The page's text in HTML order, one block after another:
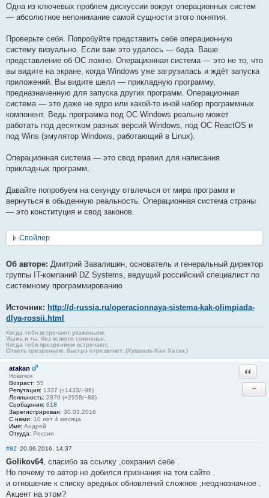
Одна из ключевых проблем дискуссии вокруг операционных систем
— абсолютное непонимание самой сущности этого понятия.
Проверьте себя. Попробуйте представить себе операционную
систему визуально. Если вам это удалось — беда. Ваше
представление об ОС ложно. Операционная система — это не то, что
вы видите на экране, когда Windows уже загрузилась и ждёт запуска
приложений. Вы видите шелл — прикладную программу,
предназначенную для запуска других программ. Операционная
система — это даже не ядро или какой-то иной набор программных
компонент. Ведь программа под ОС Windows реально может
работать под десятком разных версий Windows, под ОС ReactOS и
под Wins (эмулятор Windows, работающий в Linux).
Операционная система — это свод правил для написания
прикладных программ.
Давайте попробуем на секунду отвлечься от мира программ и
вернуться в обыденную реальность. Операционная система страны
— это конституция и свод законов.
Спойлер
Об авторе: Дмитрий Завалишин, основатель и генеральный директор
группы IT-компаний DZ Systems, ведущий российский специалист по
системному программированию
Источник: http://d-russia.ru/operacionnaya-sistema-kak-olimpiada-
dlya-rossii.html
Когда тебя встречают уваженьем,
Уважь и ты, без всякого сомненья.
Когда тебя презрением встречают,
Ответь презреньем, быстро отрезвляет. (Хушхаль-Хан Хатак.)
atakan
Новичок
Возраст: 55
Репутация: 1337 (+1433/−96)
Лояльность: 2870 (+2958/−88)
Сообщения: 618
Зарегистрирован: 30.03.2016
С нами: 10 лет 4 месяца
Имя: Андрей
Откуда: Россия
−
#82 20.06.2016, 14:37
Golikov64, спасибо за ссылку ,сохранил себе .
Но почему то автор не добился признания на том сайте .
и отношение к списку вредных обновлений сложное ,неоднозначное .
Акцент на этом?